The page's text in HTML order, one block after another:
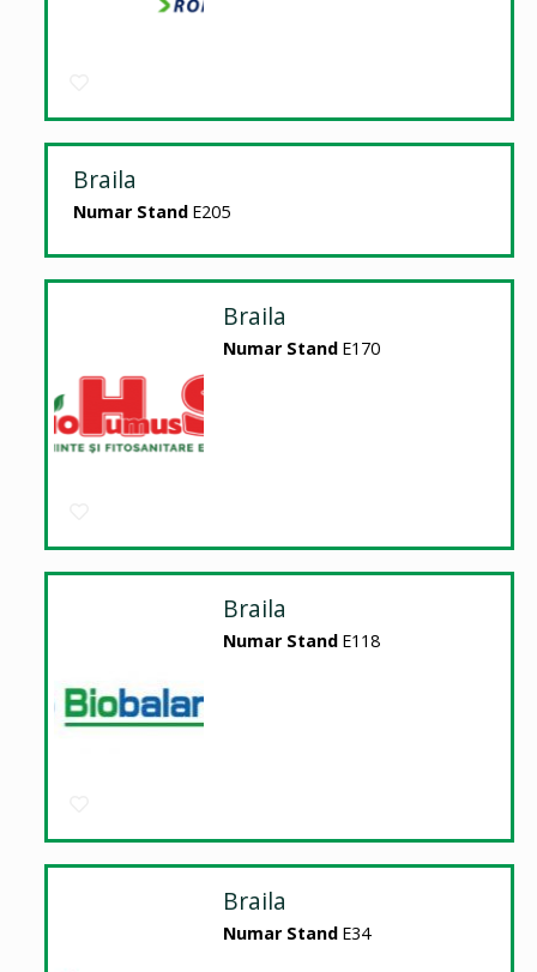
Braila
Numar Stand E205
Braila
Numar Stand E170
Braila
Numar Stand E118
Braila
Numar Stand E34